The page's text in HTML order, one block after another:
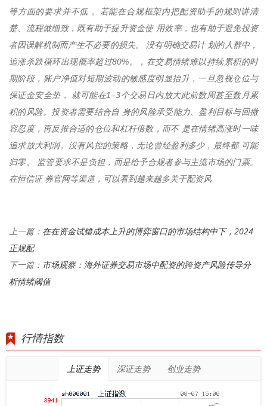
等方面的要求并不低 。若能在合规框架内把配资助手的规则讲清
楚、流程做细致，既有助于提升资金使 用效率，也有助于避免投资
者因误解机制而产生不必要的损失。 没有明确交易计 划的人群中，
追涨杀跌循环出现概率超过80%。，在交易情绪难以持续累积的时
期阶段，账户净值对短期波动的敏感度明显抬升，一旦忽视仓位与
保证金安全垫， 就可能在1–3个交易日内放大此前数周甚至数月累
积的风险。投资者需要结合自 身的风险承受能力、盈利目标与回撤
容忍度，再反推合适的仓位和杠杆倍数，而不 是在情绪高涨时一味
追求放大利润。没有风控的策略，无论曾经盈利多少，最终都 可能
归零。 监管要求不是负担，而是给予合规者参与主流市场的门票。
在恒信证 券官网等渠道，可以看到越来越多关于配资风
上一篇： 在在资金试错成本上升的博弈窗口的市场结构中下，2024
正规配
下一篇： 市场观察：海外证券交易市场中配资的跨资产风险传导分
析情绪阈值
行情指数
上证走势 深证走势 创业走势